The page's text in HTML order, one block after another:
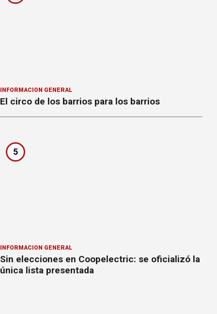
INFORMACION GENERAL
El circo de los barrios para los barrios
5
INFORMACION GENERAL
Sin elecciones en Coopelectric: se oficializó la
única lista presentada